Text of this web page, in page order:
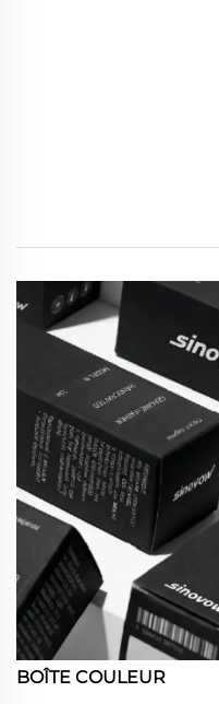
BOÎTE COULEUR